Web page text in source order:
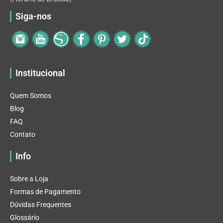
Siga-nos
Institucional
Quem Somos
Blog
FAQ
Contato
Info
Sobre a Loja
Formas de Pagamento
Dúvidas Frequentes
Glossário